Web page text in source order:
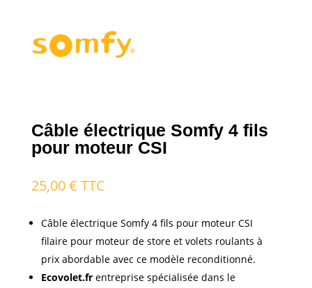
Câble électrique Somfy 4 fils
pour moteur CSI
25,00€ TTC
Câble électrique Somfy 4 fils pour moteur CSI
filaire pour moteur de store et volets roulants à
prix abordable avec ce modèle reconditionné.
Ecovolet.frentreprise spécialisée dans le